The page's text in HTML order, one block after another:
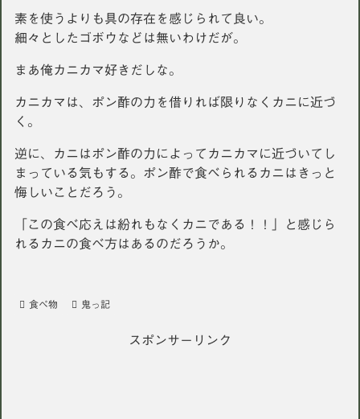
素を使うよりも具の存在を感じられて良い。
細々としたゴボウなどは無いわけだが。
まあ俺カニカマ好きだしな。
カニカマは、ポン酢の力を借りれば限りなくカニに近づ
く。
逆に、カニはポン酢の力によってカニカマに近づいてし
まっている気もする。ポン酢で食べられるカニはきっと
悔しいことだろう。
「この食べ応えは紛れもなくカニである！！」と感じら
れるカニの食べ方はあるのだろうか。
食べ物 鬼っ記
スポンサーリンク